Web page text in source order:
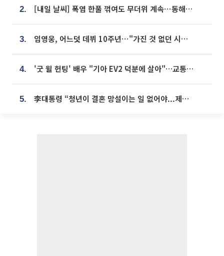
2. [내일 날씨] 폭염 한풀 꺾여도 무더위 계속⋯동해안 이틀 연속 비
3. 임영웅, 어느덧 데뷔 10주년⋯"가진 것 없던 시절, 내 앞엔 20명의 팬뿐"
4. '굿 윌 헌팅' 배우 "기아 EV2 덕분에 살아"…교통사고 후 안전성 극찬
5. 李대통령 “청년이 결혼 망설이는 일 없어야...제도상 불이익 조사”